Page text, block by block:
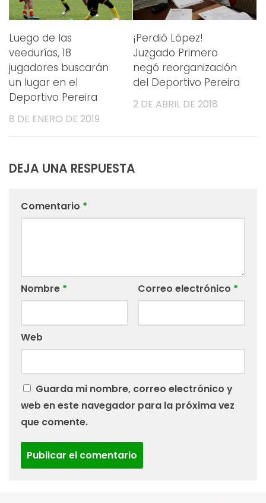
Luego de las
veedurías, 18
jugadores buscarán
un lugar en el
Deportivo Pereira
8 DE ENERO DE 2019
¡Perdió López!
Juzgado Primero
negó reorganización
del Deportivo Pereira
2 DE ABRIL DE 2018
DEJA UNA RESPUESTA
Comentario *
Nombre * Correo electrónico *
Web
Guarda mi nombre, correo electrónico y
web en este navegador para la próxima vez
que comente.